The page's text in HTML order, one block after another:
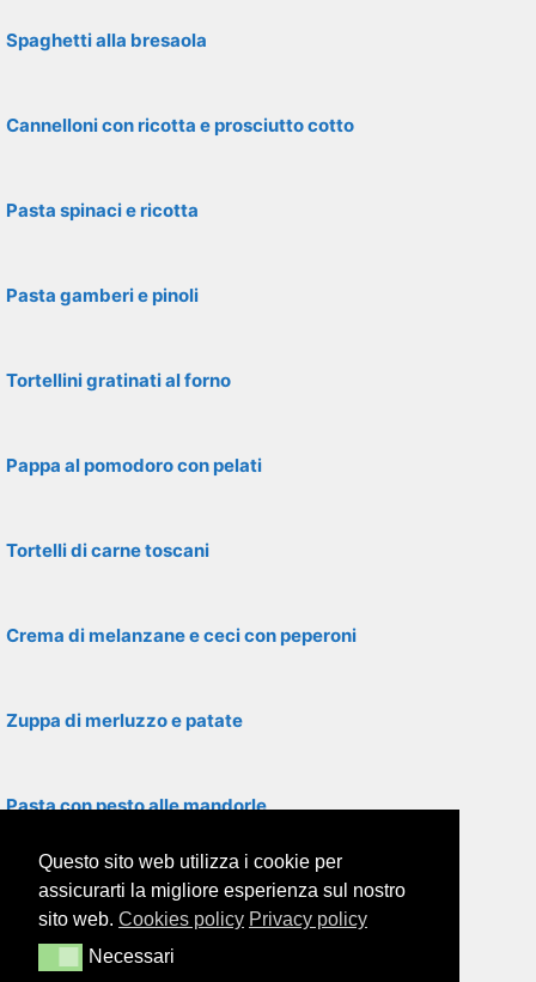
Spaghetti alla bresaola
Cannelloni con ricotta e prosciutto cotto
Pasta spinaci e ricotta
Pasta gamberi e pinoli
Tortellini gratinati al forno
Pappa al pomodoro con pelati
Tortelli di carne toscani
Crema di melanzane e ceci con peperoni
Zuppa di merluzzo e patate
Pasta con pesto alle mandorle
Polenta con farina di mais
Pasta alla romanesca
Questo sito web utilizza i cookie per
assicurarti la migliore esperienza sul nostro
sito web. Cookies policy Privacy policy
NecessariNecessari